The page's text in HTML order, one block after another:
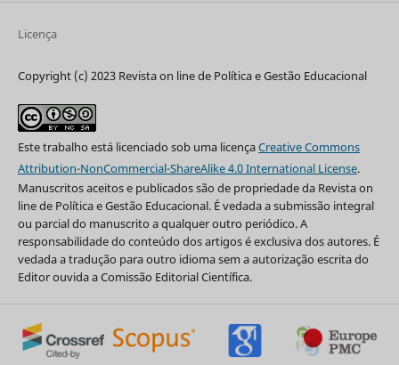
Licença
Copyright (c) 2023 Revista on line de Política e Gestão Educacional
Este trabalho está licenciado sob uma licençaCreative Commons
Attribution-NonCommercial-ShareAlike 4.0 International License.
Manuscritos aceitos e publicados são de propriedade da Revista on
line de Política e Gestão Educacional. É vedada a submissão integral
ou parcial do manuscrito a qualquer outro periódico. A
responsabilidade do conteúdo dos artigos é exclusiva dos autores. É
vedada a tradução para outro idioma sem a autorização escrita do
Editor ouvida a Comissão Editorial Científica.